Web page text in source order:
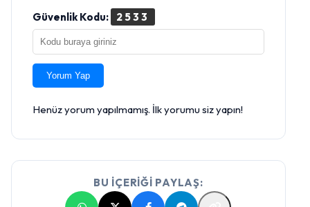
Güvenlik Kodu: 2533
Yorum Yap
Henüz yorum yapılmamış. İlk yorumu siz yapın!
BU İÇERİĞİ PAYLAŞ: